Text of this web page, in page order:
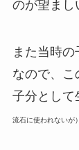
のが望まし
また当時
なので、こ
子分として
流石に使われないが）